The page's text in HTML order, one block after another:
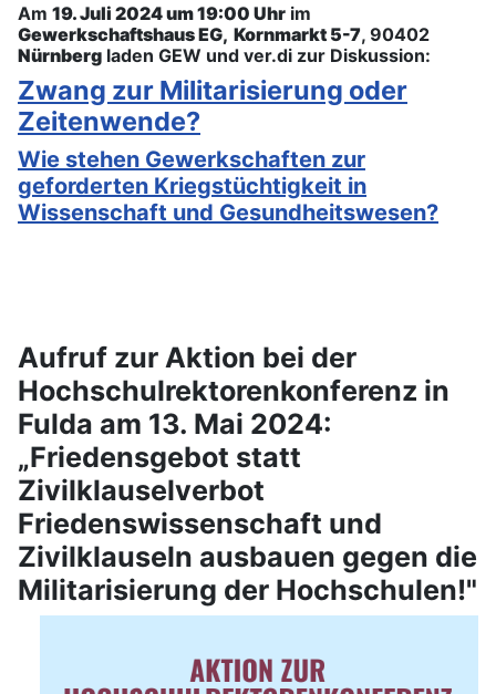
Am 19. Juli 2024 um 19:00 Uhr im
Gewerkschaftshaus EG, Kornmarkt 5-7, 90402
Nürnberg laden GEW und ver.di zur Diskussion:
Zwang zur Militarisierung oder
Zeitenwende?
Wie stehen Gewerkschaften zur
geforderten Kriegstüchtigkeit in
Wissenschaft und Gesundheitswesen?
Aufruf zur Aktion bei der
Hochschulrektorenkonferenz in
Fulda am 13. Mai 2024:
„Friedensgebot statt
Zivilklauselverbot
Friedenswissenschaft und
Zivilklauseln ausbauen gegen die
Militarisierung der Hochschulen!"